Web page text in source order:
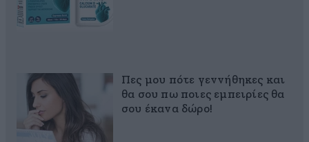
Πες μου πότε γεννήθηκες και
θα σου πω ποιες εμπειρίες θα
σου έκανα δώρο!